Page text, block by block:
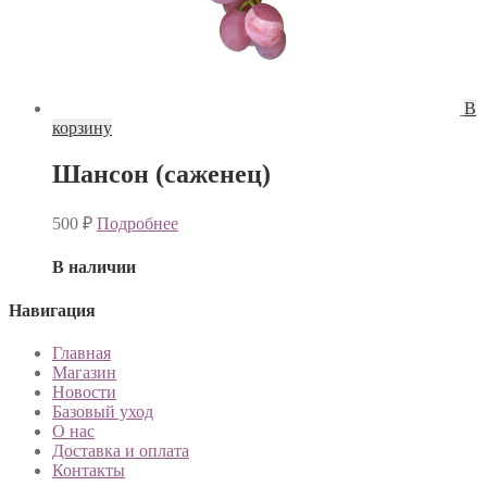
В
корзину
Шансон (саженец)
500 ₽ Подробнее
В наличии
Навигация
Главная
Магазин
Новости
Базовый уход
О нас
Доставка и оплата
Контакты